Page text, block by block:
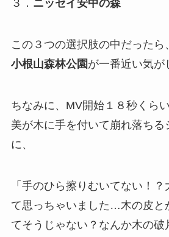
３． ニッセイ安中の森
この３つの選択肢の中だったら、
小根山森林公園が一番近い気が
ちなみに、MV開始１８秒くら
美が木に手を付いて崩れ落ちる
に、
「手のひら擦りむいてない！
て思っちゃいました…木の皮と
てそうじゃない？なんか木の破